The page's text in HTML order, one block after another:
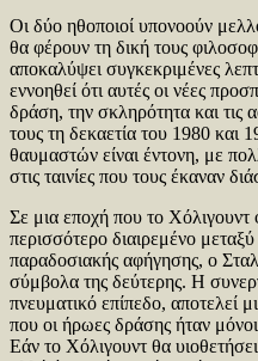
Οι δύο ηθοποιοί υπονοούν
θα φέρουν τη δική τους
αποκαλύψει συγκεκριμένες
εννοηθεί ότι αυτές οι νέες
δράση, την σκληρότητα και τις
τους τη δεκαετία του 1980
θαυμαστών είναι έντονη, με
στις ταινίες που τους έκαναν
Σε μια εποχή που το Χόλιγουντ
περισσότερο διαιρεμένο
παραδοσιακής αφήγησης, ο
σύμβολα της δεύτερης. Η
πνευματικό επίπεδο, αποτελεί
που οι ήρωες δράσης ήταν μόνοι
Εάν το Χόλιγουντ θα